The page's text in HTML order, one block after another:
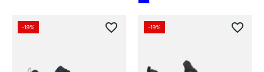
-19% favorite_border -19% favorite_border